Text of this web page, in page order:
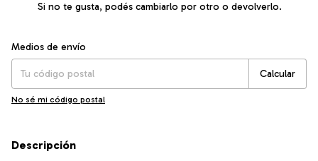
Si no te gusta, podés cambiarlo por otro o devolverlo.
Entregas para el CP:
Medios de envío
Calcular
No sé mi código postal
Descripción